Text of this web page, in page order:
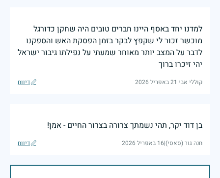
למדנו יחד באסף היינו חברים טובים היה שחקן כדורגל
מוכשר זכור לי שקפץ לבקר בזמן הפסקת האש והספקנו
לדבר על המצב יותר מאוחר שמעתי על נפילתו גיבור ישראל
יהי זיכרו ברוך
קוללי אבי|21 באפריל 2026 דיווח
בן דוד יקר, תהי נשמתך צרורה בצרור החיים - אמן!
חנה גור (סאסי)|16 באפריל 2026 דיווח